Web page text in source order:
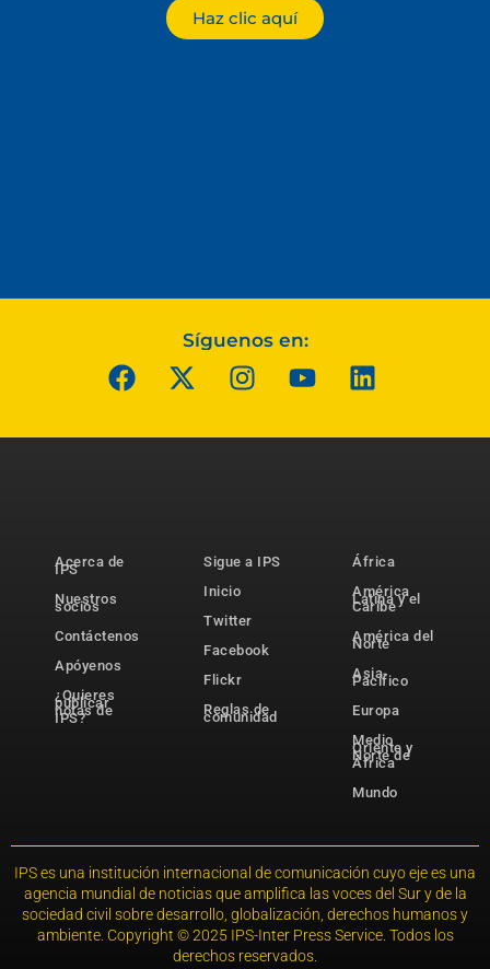
Haz clic aquí
Síguenos en:
Acerca de
IPS
Nuestros
socios
Contáctenos
Apóyenos
¿Quieres
publicar
notas de
IPS?
Sigue a IPS
Inicio
Twitter
Facebook
Flickr
Reglas de
comunidad
África
América
Latina y el
Caribe
América del
Norte
Asia-
Pacífico
Europa
Medio
Oriente y
Norte de
África
Mundo
IPS es una institución internacional de comunicación cuyo eje es una
agencia mundial de noticias que amplifica las voces del Sur y de la
sociedad civil sobre desarrollo, globalización, derechos humanos y
ambiente. Copyright © 2025 IPS-Inter Press Service. Todos los
derechos reservados.